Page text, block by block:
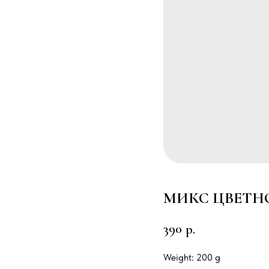
МИКС
390 р.
Weight: 200 g